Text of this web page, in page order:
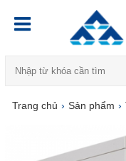
Trang chủ › Sản phẩm ›